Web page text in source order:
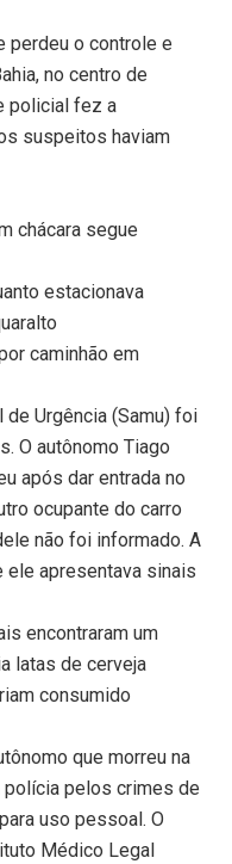
perdeu o controle e
no centro de
policial fez a
suspeitos haviam
chácara segue
estacionava
caminhão em
Urgência (Samu) foi
O autônomo Tiago
após dar entrada no
ocupante do carro
não foi informado. A
ele apresentava sinais
encontraram um
latas de cerveja
consumido
que morreu na
pelos crimes de
uso pessoal. O
Médico Legal